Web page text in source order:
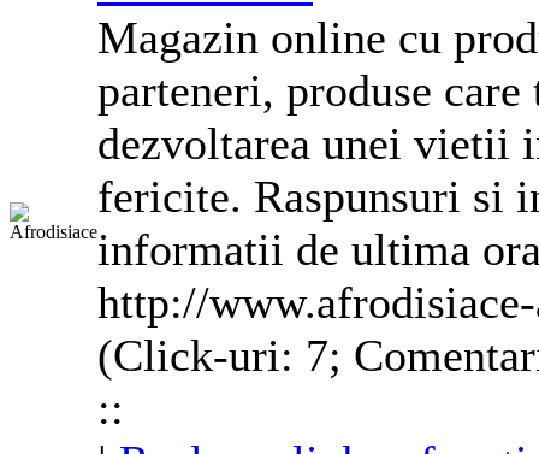
Magazin online cu
parteneri, produse
dezvoltarea unei vietii
fericite. Raspunsuri si
informatii de ultima
http://
(Click-uri: 7;
::